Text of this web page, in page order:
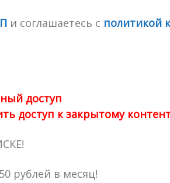
и соглашаетесь с политикой
доступ
доступ к закрытому
рублей в месяц!